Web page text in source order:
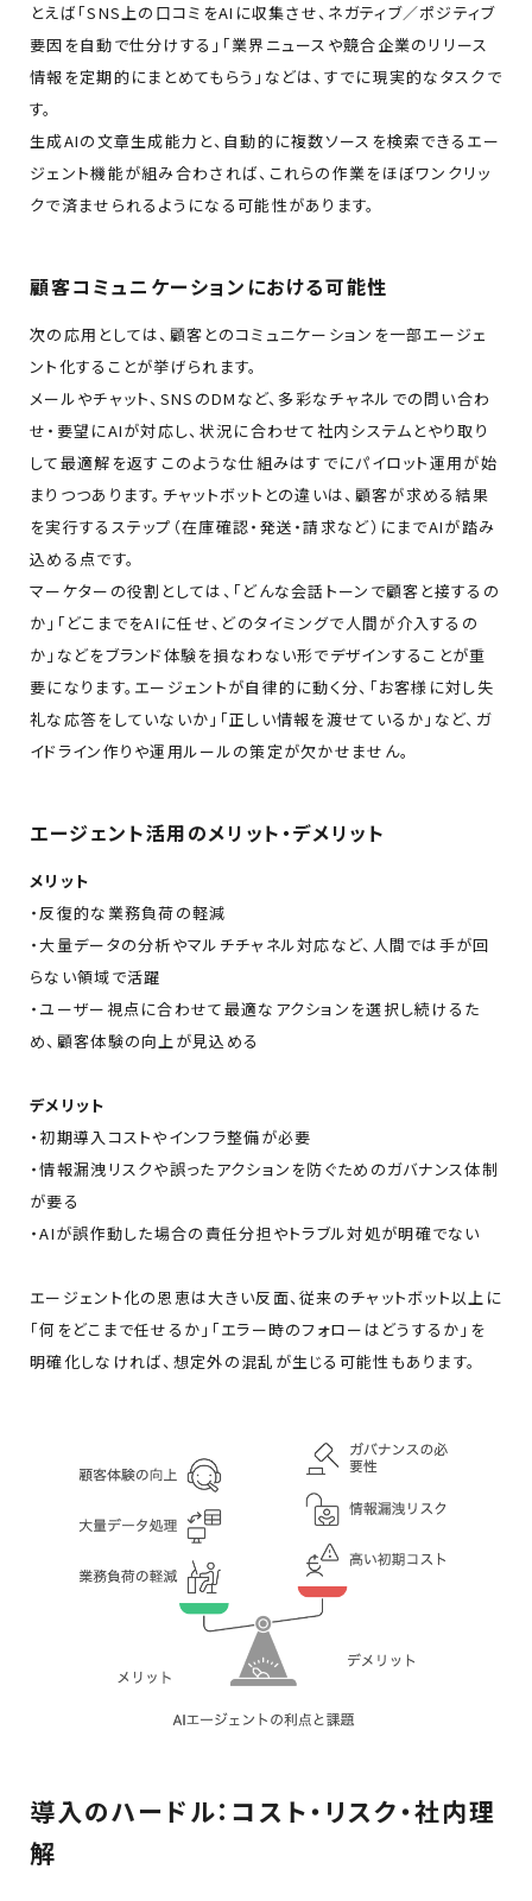
とえば「SNS上の口コミをAIに収集させ、ネガティブ／ポジティブ
要因を自動で仕分けする」「業界ニュースや競合企業のリリース
情報を定期的にまとめてもらう」などは、すでに現実的なタスクで
す。
生成AIの文章生成能力と、自動的に複数ソースを検索できるエー
ジェント機能が組み合わされば、これらの作業をほぼワンクリッ
クで済ませられるようになる可能性があります。
顧客コミュニケーションにおける可能性
次の応用としては、顧客とのコミュニケーションを一部エージェ
ント化することが挙げられます。
メールやチャット、SNSのDMなど、多彩なチャネルでの問い合わ
せ・要望にAIが対応し、状況に合わせて社内システムとやり取り
して最適解を返す――このような仕組みはすでにパイロット運用が始
まりつつあります。チャットボットとの違いは、顧客が求める結果
を実行するステップ（在庫確認・発送・請求など）にまでAIが踏み
込める点です。
マーケターの役割としては、「どんな会話トーンで顧客と接するの
か」「どこまでをAIに任せ、どのタイミングで人間が介入するの
か」などをブランド体験を損なわない形でデザインすることが重
要になります。エージェントが自律的に動く分、「お客様に対し失
礼な応答をしていないか」「正しい情報を渡せているか」など、ガ
イドライン作りや運用ルールの策定が欠かせません。
エージェント活用のメリット・デメリット
メリット
・反復的な業務負荷の軽減
・大量データの分析やマルチチャネル対応など、人間では手が回
らない領域で活躍
・ユーザー視点に合わせて最適なアクションを選択し続けるた
め、顧客体験の向上が見込める
デメリット
・初期導入コストやインフラ整備が必要
・情報漏洩リスクや誤ったアクションを防ぐためのガバナンス体制
が要る
・AIが誤作動した場合の責任分担やトラブル対処が明確でない
エージェント化の恩恵は大きい反面、従来のチャットボット以上に
「何をどこまで任せるか」「エラー時のフォローはどうするか」を
明確化しなければ、想定外の混乱が生じる可能性もあります。
導入のハードル：コスト・リスク・社内理
解